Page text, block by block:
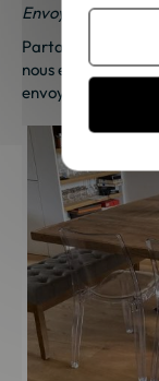
Envoyez-nous vos
Partagez vos
nous envoyer vos
envoyée sous 48h